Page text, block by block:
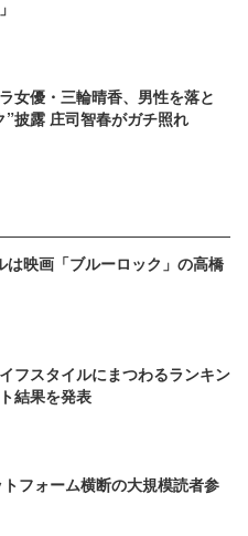
女優・三輪晴香、男性を落と
”披露 庄司智春がガチ照れ
は映画「ブルーロック」の高橋
フスタイルにまつわるランキン
結果を発表
フォーム横断の大規模読者参